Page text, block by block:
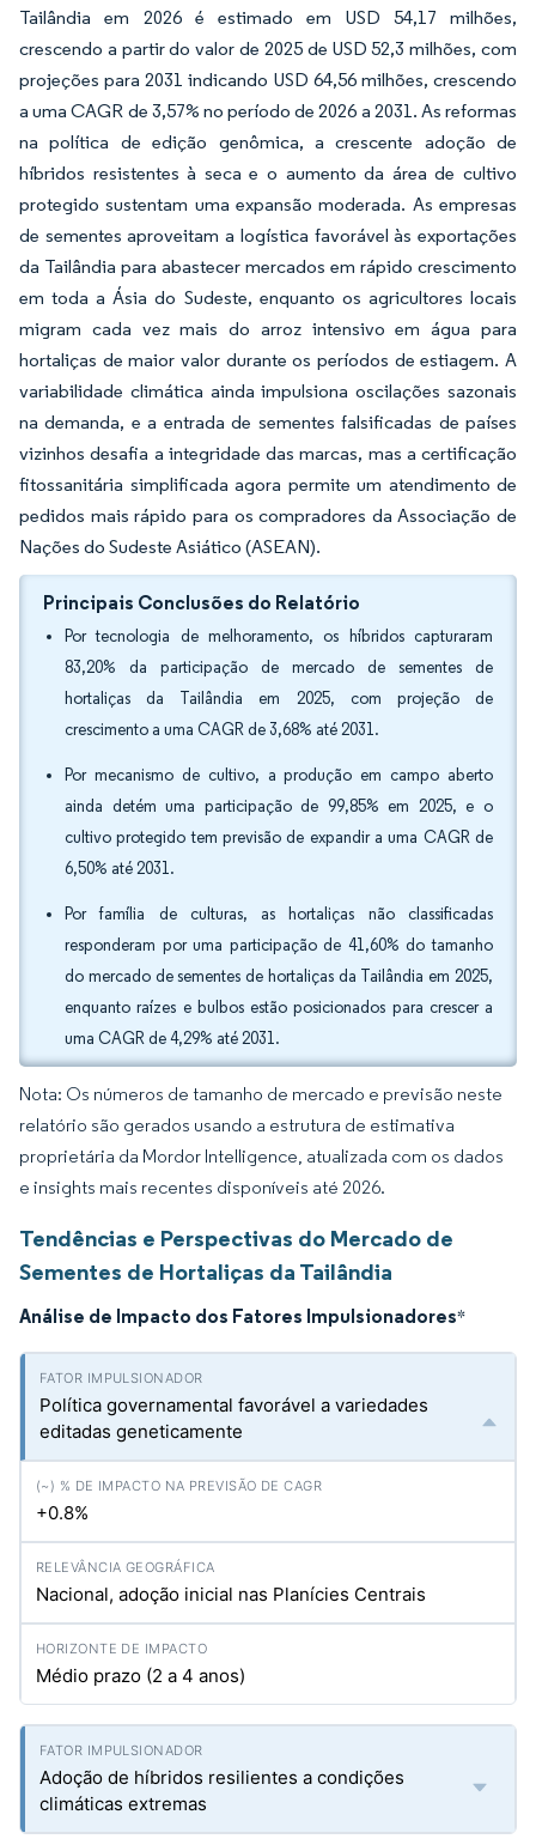
Tailândia em 2026 é estimado em USD 54,17 milhões,
crescendo a partir do valor de 2025 de USD 52,3 milhões, com
projeções para 2031 indicando USD 64,56 milhões, crescendo
a uma CAGR de 3,57% no período de 2026 a 2031. As reformas
na política de edição genômica, a crescente adoção de
híbridos resistentes à seca e o aumento da área de cultivo
protegido sustentam uma expansão moderada. As empresas
de sementes aproveitam a logística favorável às exportações
da Tailândia para abastecer mercados em rápido crescimento
em toda a Ásia do Sudeste, enquanto os agricultores locais
migram cada vez mais do arroz intensivo em água para
hortaliças de maior valor durante os períodos de estiagem. A
variabilidade climática ainda impulsiona oscilações sazonais
na demanda, e a entrada de sementes falsificadas de países
vizinhos desafia a integridade das marcas, mas a certificação
fitossanitária simplificada agora permite um atendimento de
pedidos mais rápido para os compradores da Associação de
Nações do Sudeste Asiático (ASEAN).
Principais Conclusões do Relatório
Por tecnologia de melhoramento, os híbridos capturaram
83,20% da participação de mercado de sementes de
hortaliças da Tailândia em 2025, com projeção de
crescimento a uma CAGR de 3,68% até 2031.
Por mecanismo de cultivo, a produção em campo aberto
ainda detém uma participação de 99,85% em 2025, e o
cultivo protegido tem previsão de expandir a uma CAGR de
6,50% até 2031.
Por família de culturas, as hortaliças não classificadas
responderam por uma participação de 41,60% do tamanho
do mercado de sementes de hortaliças da Tailândia em 2025,
enquanto raízes e bulbos estão posicionados para crescer a
uma CAGR de 4,29% até 2031.
Nota: Os números de tamanho de mercado e previsão neste
relatório são gerados usando a estrutura de estimativa
proprietária da Mordor Intelligence, atualizada com os dados
e insights mais recentes disponíveis até 2026.
Tendências e Perspectivas do Mercado de
Sementes de Hortaliças da Tailândia
Análise de Impacto dos Fatores Impulsionadores*
Política governamental favorável a variedades
editadas geneticamente
+0.8%
Nacional, adoção inicial nas Planícies Centrais
Médio prazo (2 a 4 anos)
Adoção de híbridos resilientes a condições
climáticas extremas